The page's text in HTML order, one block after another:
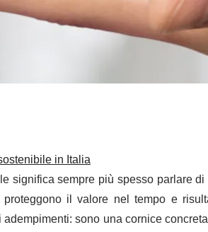
in Italia
significa sempre più spesso parlare
proteggono il valore nel tempo e
sono una cornice